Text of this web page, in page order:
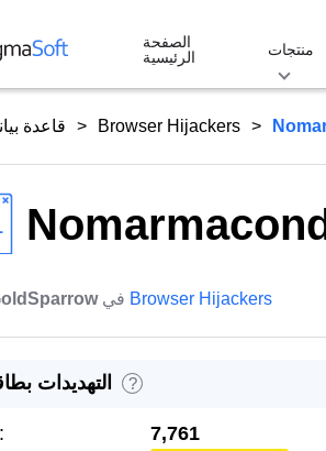
الصفحة
الرئيسية
منتجات
قاعدة Browser Hijackers
Browser Hijackers
التهديدات ?
تصنيف:
7,761